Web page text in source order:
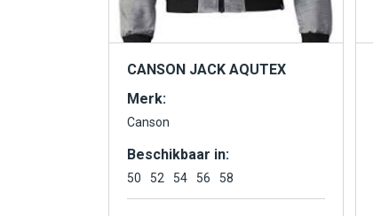
CANSON JACK AQUTEX
Merk:
Canson
Beschikbaar in:
50 52 54 56 58